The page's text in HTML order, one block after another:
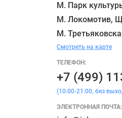
М. Парк
М. Локомотив,
Смотреть на карте
ТЕЛЕФОН:
+7 (499)
(10:00-21:00, без
ЭЛЕКТРОННАЯ ПОЧТА: